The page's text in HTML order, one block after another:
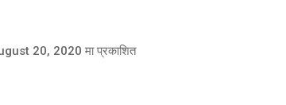
20, 2020 मा प्रकाशित